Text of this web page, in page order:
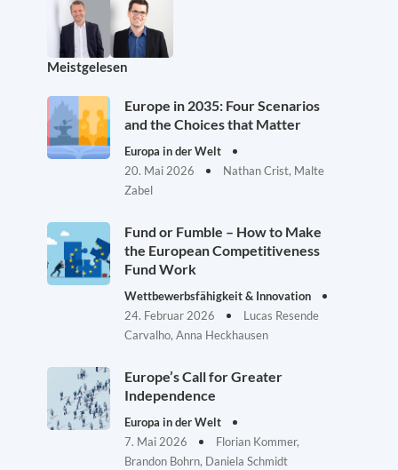
Meistgelesen
Europe in 2035: Four Scenarios
and the Choices that Matter
Europa in der Welt
20. Mai 2026
Nathan Crist, Malte
Zabel
Fund or Fumble – How to Make
the European Competitiveness
Fund Work
Wettbewerbsfähigkeit & Innovation
24. Februar 2026
Lucas Resende
Carvalho, Anna Heckhausen
Europe’s Call for Greater
Independence
Europa in der Welt
7. Mai 2026
Florian Kommer,
Brandon Bohrn, Daniela Schmidt